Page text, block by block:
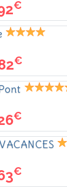
€
€
€
€